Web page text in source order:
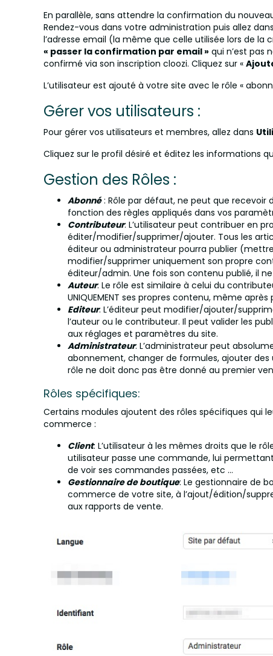
En parallèle, sans attendre la confirmation du
Rendez-vous dans votre administration puis allez dans
l’adresse email (la même que celle utilisée lors de
« passer la confirmation par email » qui n’est pas
confirmé via son inscription cloozi. Cliquez sur «
L’utilisateur est ajouté à votre site avec le rôle «
Gérer vos utilisateurs :
Pour gérer vos utilisateurs et membres, allez dans
Cliquez sur le profil désiré et éditez les informations
Gestion des Rôles :
Abonné: Rôle par défaut, ne peut que
fonction des règles appliqués dans vos
Contributeur: L’utilisateur peut contribuer en
éditer/modifier/supprimer/ajouter. Tous les
éditeur ou administrateur pourra publier
modifier/supprimer uniquement son propre
éditeur/admin. Une fois son contenu publié, il
Auteur: Le rôle est similaire à celui du
UNIQUEMENT ses propres contenu, même
Editeur: L’éditeur peut modifier/ajouter/
l’auteur ou le contributeur. Il peut valider les
aux réglages et paramètres du site.
Administrateur: L’administrateur peut
abonnement, changer de formules, ajouter
rôle ne doit donc pas être donné au premier
Rôles spécifiques:
Certains modules ajoutent des rôles spécifiques qui
commerce :
Client: L’utilisateur à les mêmes droits que le
utilisateur passe une commande, lui
de voir ses commandes passées, etc …
Gestionnaire de boutique: Le gestionnaire de
commerce de votre site, à l’ajout/édition/
aux rapports de vente.